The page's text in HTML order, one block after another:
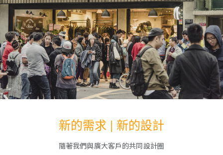
新的需求 | 新的設計
隨著我們與廣大客戶的共同設計圈